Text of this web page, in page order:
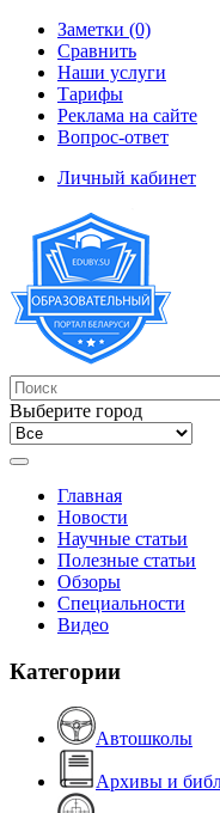
Заметки (0)
Сравнить
Наши услуги
Тарифы
Реклама на сайте
Вопрос-ответ
Личный кабинет
Выберите город
Главная
Новости
Научные статьи
Полезные статьи
Обзоры
Специальности
Видео
Категории
Автошколы
Архивы и